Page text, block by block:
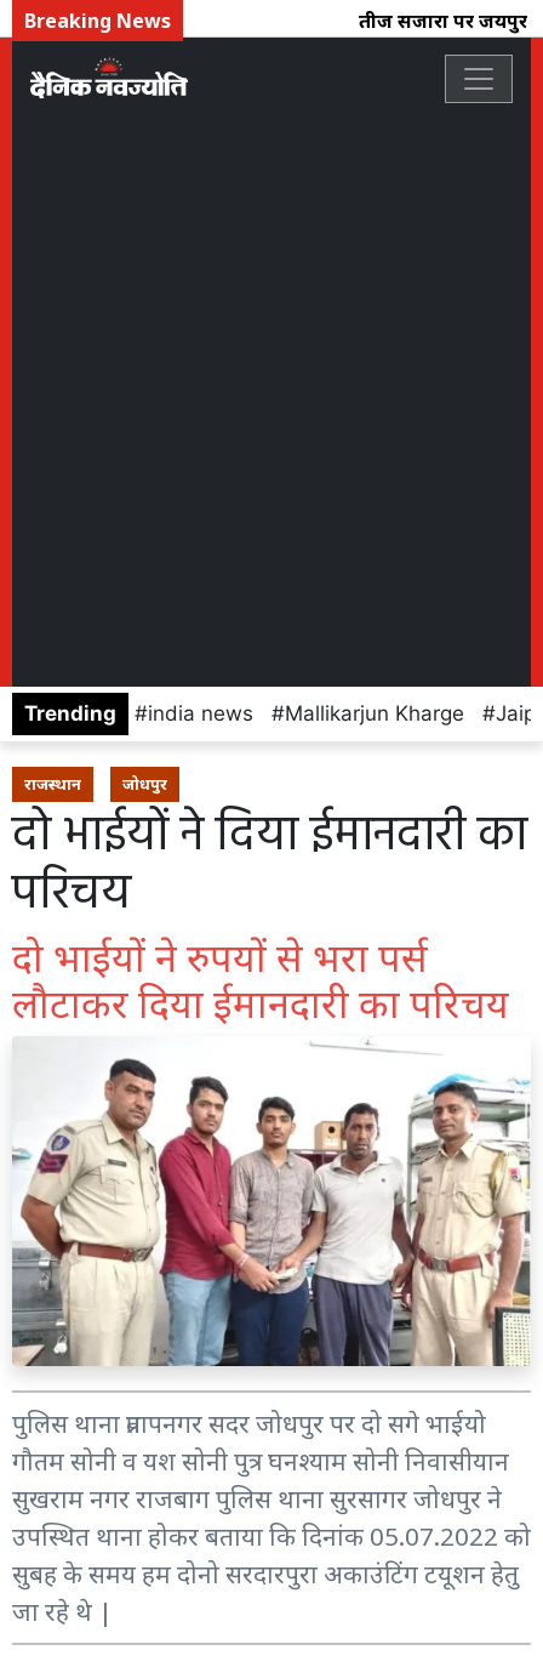
Breaking News तीज सिंजारा पर जयपुर
Trending india news Mallikarjun Kharge
राजस्थान जोधपुर
दो भाईयों ने दिया ईमानदारी का
परिचय
दो भाईयों ने रुपयों से भरा पर्स
लौटाकर दिया ईमानदारी का परिचय
पुलिस थाना प्रतापनगर सदर जोधपुर पर दो सगे भाईयो
गौतम सोनी व यश सोनी पुत्र घनश्याम सोनी निवासीयान
सुखराम नगर राजबाग पुलिस थाना सुरसागर जोधपुर ने
उपस्थित थाना होकर बताया कि दिनांक 05.07.2022 को
सुबह के समय हम दोनो सरदारपुरा अकाउंटिंग टयूशन हेतु
जा रहे थे |